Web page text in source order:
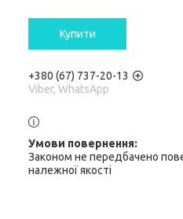
Купити
+380 (67) 737-20-13
Viber, WhatsApp
Законом не передбачено
належної якості